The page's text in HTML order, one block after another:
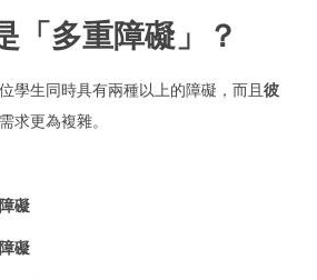
「多重障礙」？
學生同時具有兩種以上的障礙，而且 彼
求更為複雜。
礙
礙